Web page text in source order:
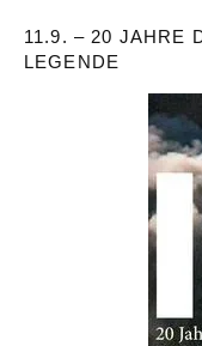
11.9. – 20 JAHRE
LEGENDE